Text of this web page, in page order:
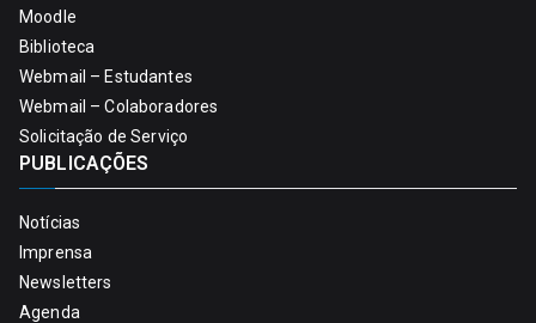
Moodle
Biblioteca
Webmail – Estudantes
Webmail – Colaboradores
Solicitação de Serviço
PUBLICAÇÕES
Notícias
Imprensa
Newsletters
Agenda